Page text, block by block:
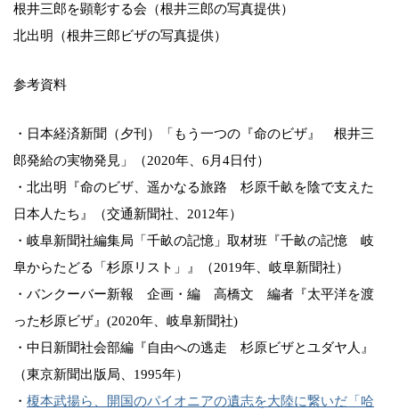
根井三郎を顕彰する会（根井三郎の写真提供）
北出明（根井三郎ビザの写真提供）
参考資料
・日本経済新聞（夕刊）「もう一つの『命のビザ』 根井三
郎発給の実物発見」（2020年、6月4日付）
・北出明『命のビザ、遥かなる旅路 杉原千畝を陰で支えた
日本人たち』（交通新聞社、2012年）
・岐阜新聞社編集局「千畝の記憶」取材班『千畝の記憶 岐
阜からたどる「杉原リスト」』（2019年、岐阜新聞社）
・バンクーバー新報 企画・編 高橋文 編者『太平洋を渡
った杉原ビザ』(2020年、岐阜新聞社)
・中日新聞社会部編『自由への逃走 杉原ビザとユダヤ人』
（東京新聞出版局、1995年）
・ 榎本武揚ら、開国のパイオニアの遺志を大陸に繋いだ「哈